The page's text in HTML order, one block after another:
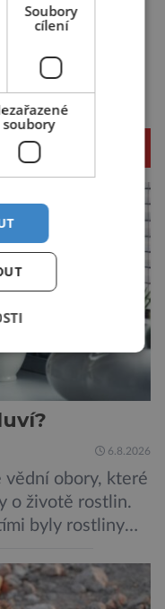
přírodu
6.8.2026
vědní obory, které
o životě rostlin.
byly rostliny
Moderní
je mnohem
Soubory
cílení
soubory